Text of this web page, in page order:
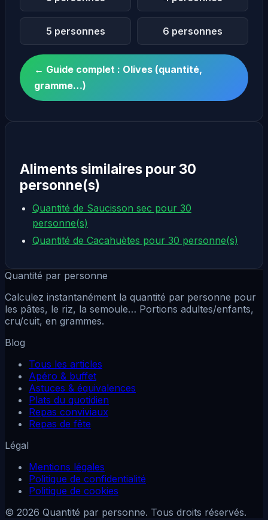
5 personnes 6 personnes
← Guide complet : Olives (quantité,
gramme…)
Aliments similaires pour 30
personne(s)
Quantité de Saucisson sec pour 30
personne(s)
Quantité de Cacahuètes pour 30 personne(s)
Quantité par personne
Calculez instantanément la quantité par personne pour
les pâtes, le riz, la semoule… Portions adultes/enfants,
cru/cuit, en grammes.
Blog
Tous les articles
Apéro & buffet
Astuces & équivalences
Plats du quotidien
Repas conviviaux
Repas de fête
Légal
Mentions légales
Politique de confidentialité
Politique de cookies
© 2026 Quantité par personne. Tous droits réservés.